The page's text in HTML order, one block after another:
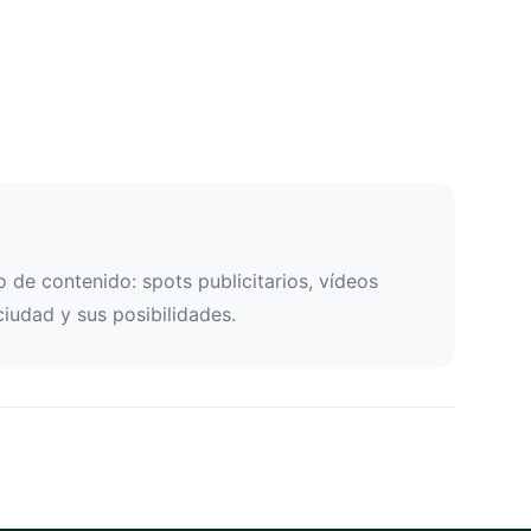
de contenido: spots publicitarios, vídeos
y sus posibilidades.